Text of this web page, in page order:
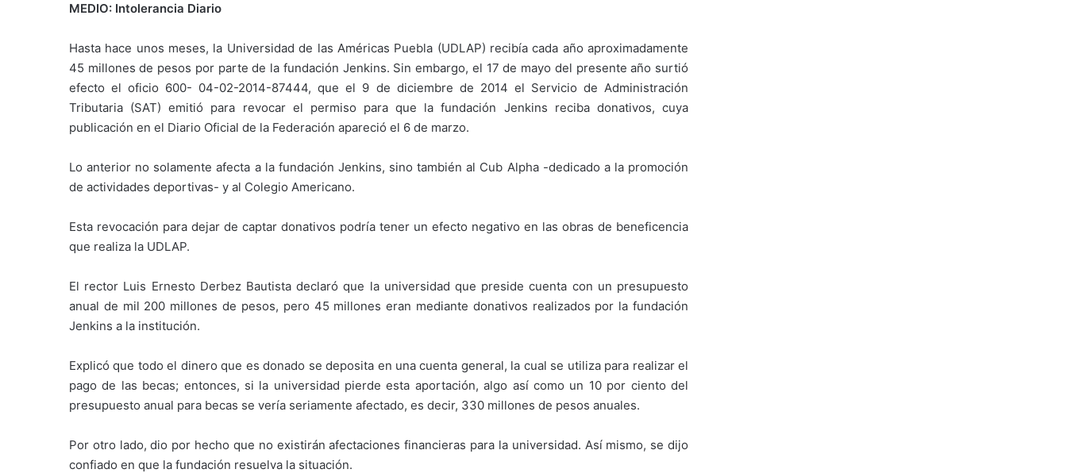
MEDIO: Intolerancia Diario
Hasta hace unos meses, la Universidad de las Américas Puebla (UDLAP) recibía cada año aproximadamente
45 millones de pesos por parte de la fundación Jenkins. Sin embargo, el 17 de mayo del presente año surtió
efecto el oficio 600- 04-02-2014-87444, que el 9 de diciembre de 2014 el Servicio de Administración
Tributaria (SAT) emitió para revocar el permiso para que la fundación Jenkins reciba donativos, cuya
publicación en el Diario Oficial de la Federación apareció el 6 de marzo.
Lo anterior no solamente afecta a la fundación Jenkins, sino también al Cub Alpha -dedicado a la promoción
de actividades deportivas- y al Colegio Americano.
Esta revocación para dejar de captar donativos podría tener un efecto negativo en las obras de beneficencia
que realiza la UDLAP.
El rector Luis Ernesto Derbez Bautista declaró que la universidad que preside cuenta con un presupuesto
anual de mil 200 millones de pesos, pero 45 millones eran mediante donativos realizados por la fundación
Jenkins a la institución.
Explicó que todo el dinero que es donado se deposita en una cuenta general, la cual se utiliza para realizar el
pago de las becas; entonces, si la universidad pierde esta aportación, algo así como un 10 por ciento del
presupuesto anual para becas se vería seriamente afectado, es decir, 330 millones de pesos anuales.
Por otro lado, dio por hecho que no existirán afectaciones financieras para la universidad. Así mismo, se dijo
confiado en que la fundación resuelva la situación.